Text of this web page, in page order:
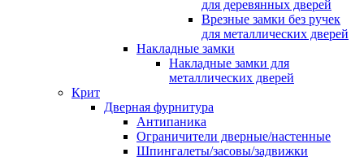
для деревянных дверей
Врезные замки без ручек
для металлических дверей
Накладные замки
Накладные замки для
металлических дверей
Крит
Дверная фурнитура
Антипаника
Ограничители дверные/настенные
Шпингалеты/засовы/задвижки